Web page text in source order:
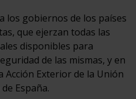
los gobiernos de los países
que ejerzan todas las
disponibles para
de las mismas, y en
Acción Exterior de la Unión
España.